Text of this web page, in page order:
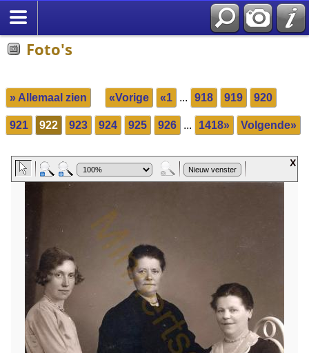
Foto's
» Allemaal zien «Vorige «1 ... 918 919 920
921 922 923 924 925 926 ... 1418» Volgende»